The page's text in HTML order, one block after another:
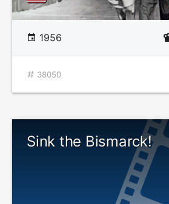
1956
38050
Sink the Bismarck!